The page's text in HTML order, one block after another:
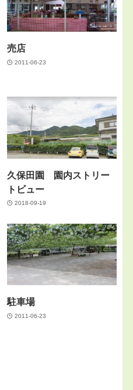
売店
2011-06-23
久保田園 園内ストリー
トビュー
2018-09-19
駐車場
2011-06-23